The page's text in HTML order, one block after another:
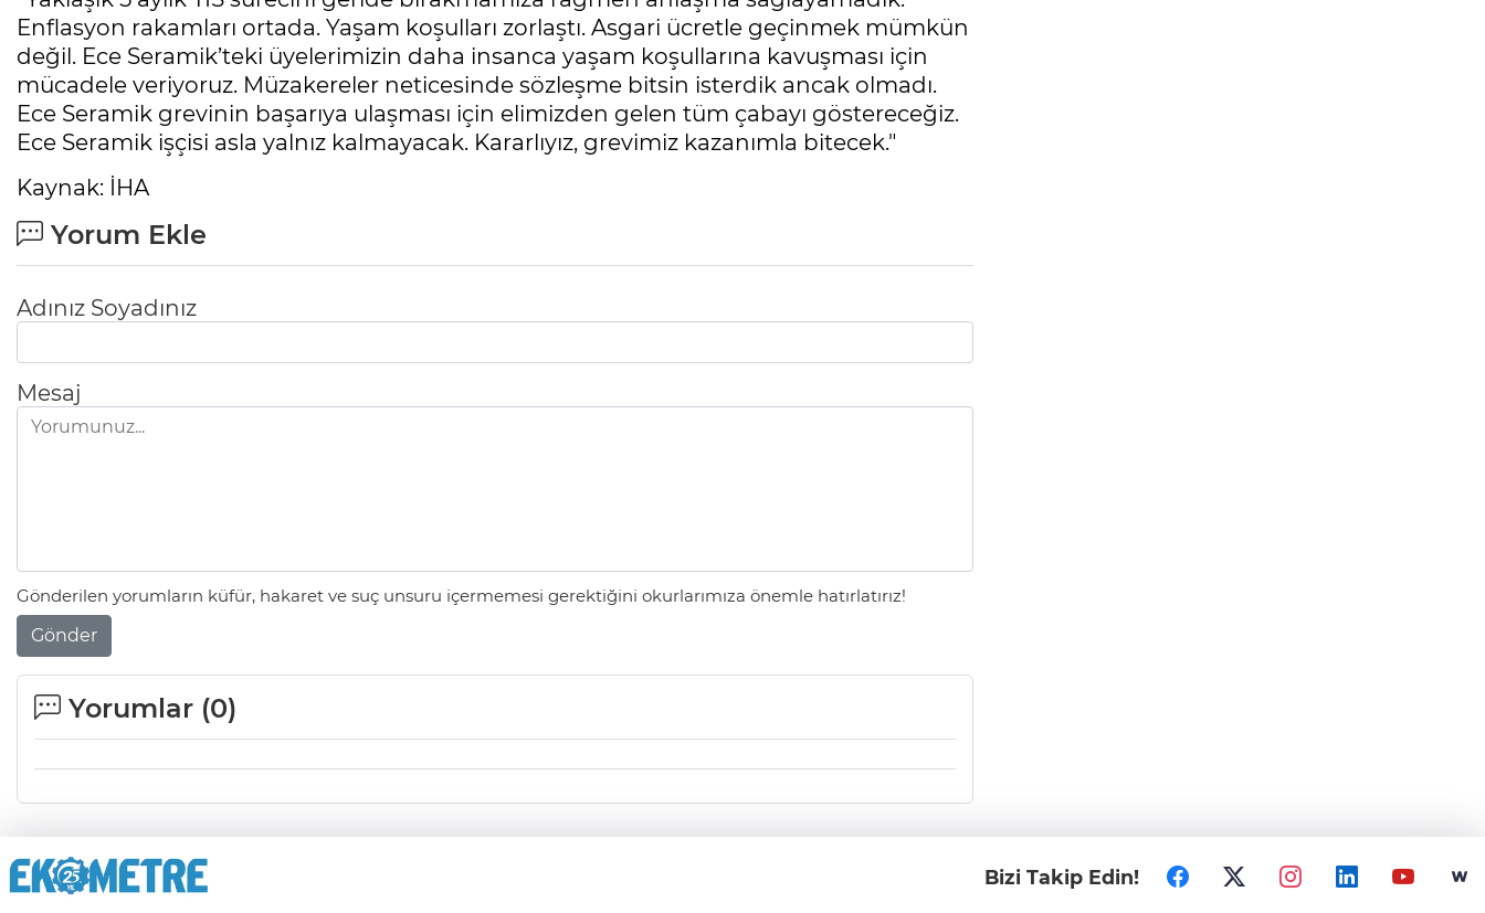
Enflasyon rakamları ortada. Yaşam koşulları zorlaştı. Asgari ücretle geçinmek mümkün
değil. Ece Seramik’teki üyelerimizin daha insanca yaşam koşullarına kavuşması için
mücadele veriyoruz. Müzakereler neticesinde sözleşme bitsin isterdik ancak olmadı.
Ece Seramik grevinin başarıya ulaşması için elimizden gelen tüm çabayı göstereceğiz.
Ece Seramik işçisi asla yalnız kalmayacak. Kararlıyız, grevimiz kazanımla bitecek."
Kaynak: İHA
Yorum Ekle
Adınız Soyadınız
Mesaj
Gönderilen yorumların küfür, hakaret ve suç unsuru içermemesi gerektiğini okurlarımıza önemle hatırlatırız!
Gönder
Yorumlar (0)
Bizi Takip Edin!